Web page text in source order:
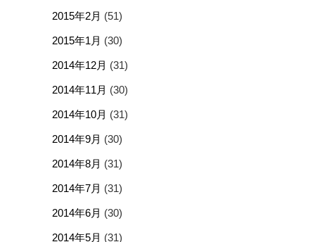
2015年2月 (51)
2015年1月 (30)
2014年12月 (31)
2014年11月 (30)
2014年10月 (31)
2014年9月 (30)
2014年8月 (31)
2014年7月 (31)
2014年6月 (30)
2014年5月 (31)